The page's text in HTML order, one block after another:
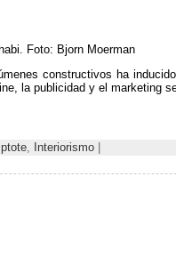
. Foto: Bjorn Moerman
constructivos ha
, la publicidad y el marketing
, Interiorismo